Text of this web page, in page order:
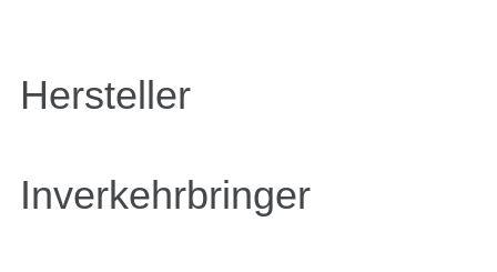
Hersteller
Inverkehrbringer